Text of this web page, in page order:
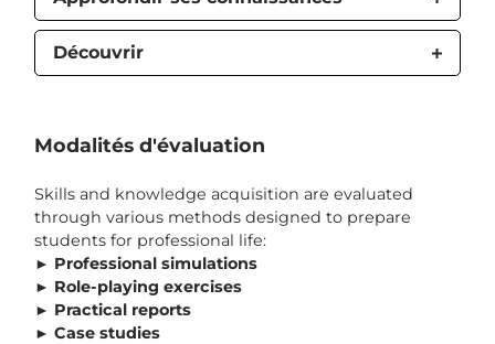
Découvrir
Modalités d'évaluation
Skills and knowledge acquisition are evaluated
through various methods designed to prepare
students for professional life:
► Professional simulations
► Role-playing exercises
► Practical reports
► Case studies